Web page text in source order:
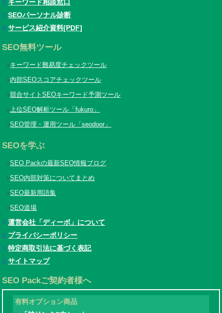
キーワード相談窓口
SEOパーソナル診断
サービス紹介資料[PDF]
SEO無料ツール
キーワード難易度チェックツール
内部SEOスコアチェックツール
競合サイトSEOキーワード予測ツール
上位SEO解析ツール「fukuro」
SEO管理・運用ツール「seodoor」
SEOを学ぶ
SEO Packの最新SEO情報ブログ
SEO内部対策についてまとめ
SEO最新用語集
SEO道場
運営会社「ディーボ」について
プライバシーポリシー
特定商取引法に基づく表記
サイトマップ
SEO Packご契約者様へ
有料オプション商品